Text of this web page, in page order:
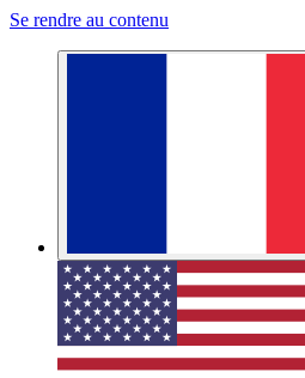
Se rendre au contenu